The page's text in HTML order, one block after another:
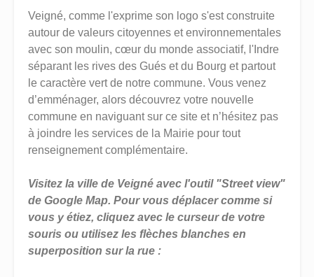
Veigné, comme l'exprime son logo s'est construite
autour de valeurs citoyennes et environnementales
avec son moulin, cœur du monde associatif, l'Indre
séparant les rives des Gués et du Bourg et partout
le caractère vert de notre commune. Vous venez
d’emménager, alors découvrez votre nouvelle
commune en naviguant sur ce site et n’hésitez pas
à joindre les services de la Mairie pour tout
renseignement complémentaire.
Visitez la ville de Veigné avec l'outil "Street view"
de Google Map. Pour vous déplacer comme si
vous y étiez, cliquez avec le curseur de votre
souris ou utilisez les flèches blanches en
superposition sur la rue :